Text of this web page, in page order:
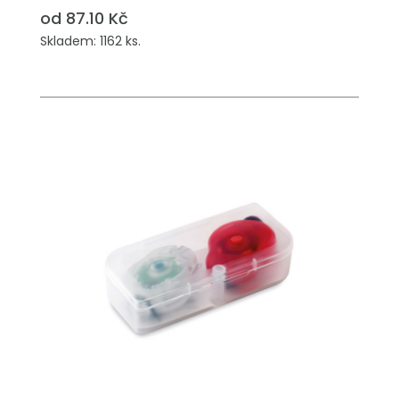
od 87.10 Kč
Skladem: 1162 ks.